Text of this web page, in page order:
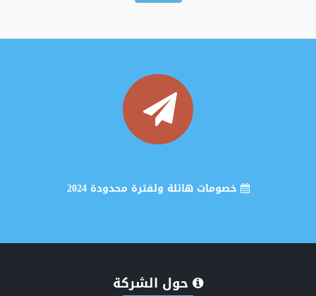
خصومات هائلة ولفترة محدودة 2024
حول الشركة